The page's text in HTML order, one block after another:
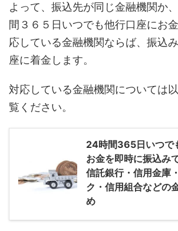
よって、振込先が同じ金融機関か
間３６５日いつでも他行口座にお
応している金融機関ならば、振込
座に着金します。
対応している金融機関については
覧ください。
24時間365日いつで
お金を即時に振込み
信託銀行・信用金庫
ク・信用組合などの
め